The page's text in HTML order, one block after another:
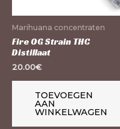
Marihuana concentraten
Fire OG Strain THC
Distillaat
20.00€
TOEVOEGEN
AAN
WINKELWAGEN